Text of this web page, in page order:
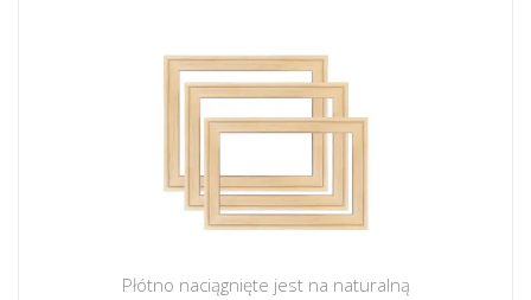
Płótno naciągnięte jest na naturalną